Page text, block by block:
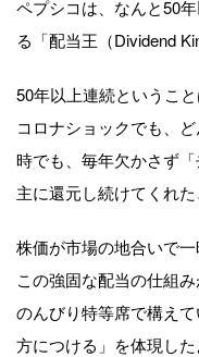
ペプシコは、なんと50
る「配当王（Dividend
50年以上連続というこ
コロナショックでも、
時でも、毎年欠かさず
主に還元し続けてくれた
株価が市場の地合いで
この強固な配当の仕組
のんびり特等席で構え
方につける」を体現した